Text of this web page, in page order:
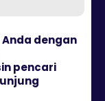
dengan
pencari